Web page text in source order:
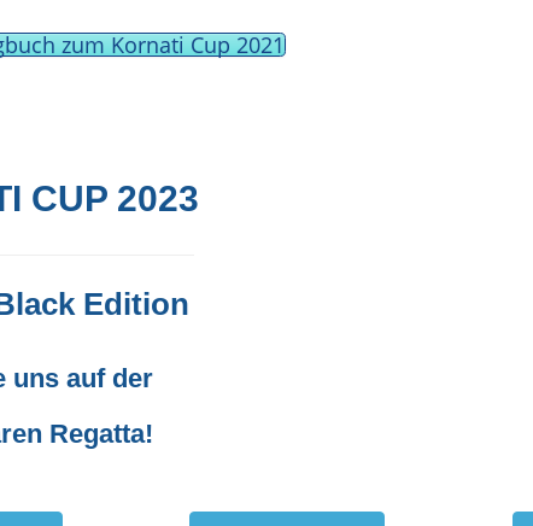
zum Kornati Cup 2021
CUP 2023
Edition
uns auf der
Regatta!